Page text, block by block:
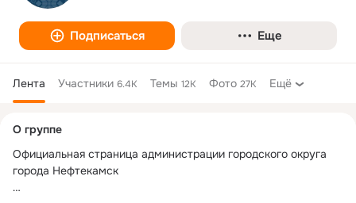
Подписаться Еще
Лента Участники 6.4K Темы 12K Фото 27K Ещё
колонка
О группе
Официальная страница администрации городского округа
города Нефтекамск